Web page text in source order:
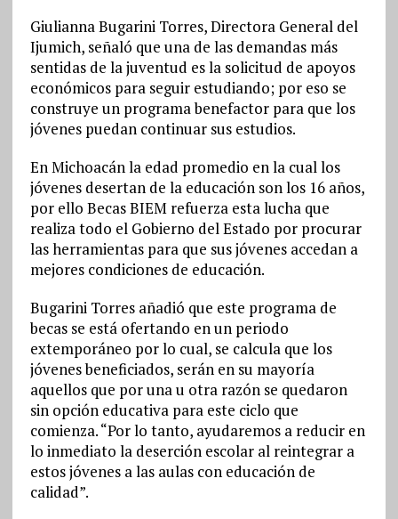
Giulianna Bugarini Torres, Directora General del
Ijumich, señaló que una de las demandas más
sentidas de la juventud es la solicitud de apoyos
económicos para seguir estudiando; por eso se
construye un programa benefactor para que los
jóvenes puedan continuar sus estudios.
En Michoacán la edad promedio en la cual los
jóvenes desertan de la educación son los 16 años,
por ello Becas BIEM refuerza esta lucha que
realiza todo el Gobierno del Estado por procurar
las herramientas para que sus jóvenes accedan a
mejores condiciones de educación.
Bugarini Torres añadió que este programa de
becas se está ofertando en un periodo
extemporáneo por lo cual, se calcula que los
jóvenes beneficiados, serán en su mayoría
aquellos que por una u otra razón se quedaron
sin opción educativa para este ciclo que
comienza. “Por lo tanto, ayudaremos a reducir en
lo inmediato la deserción escolar al reintegrar a
estos jóvenes a las aulas con educación de
calidad”.